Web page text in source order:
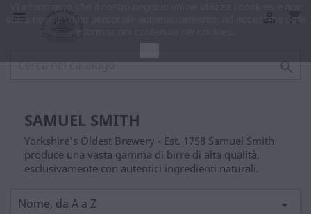
 shopping_cart


SAMUEL SMITH
Yorkshire's Oldest Brewery - Est. 1758 Samuel Smith
produce una vasta gamma di birre di alta qualità,
esclusivamente con autentici ingredienti naturali.
Nome, da A a Z 
salva nessun dato personale automaticamente, ad eccezione delle
informazioni contenute nei cookies.